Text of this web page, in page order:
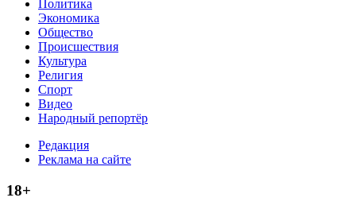
Политика
Экономика
Общество
Происшествия
Культура
Религия
Спорт
Видео
Народный репортёр
Редакция
Реклама на сайте
18+